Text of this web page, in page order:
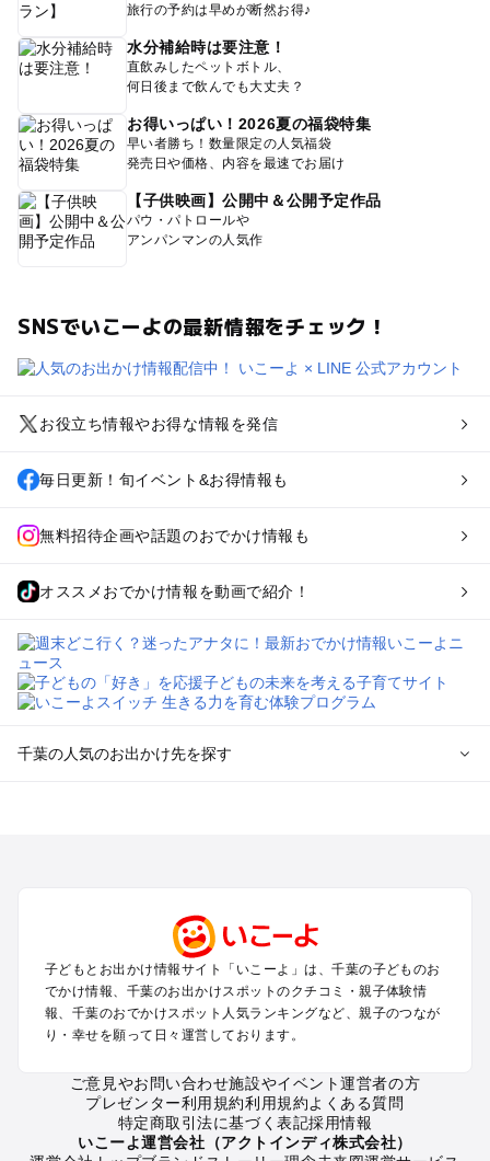
旅行の予約は早めが断然お得♪
水分補給時は要注意！
直飲みしたペットボトル、
何日後まで飲んでも大丈夫？
お得いっぱい！2026夏の福袋特集
早い者勝ち！数量限定の人気福袋
発売日や価格、内容を最速でお届け
【子供映画】公開中＆公開予定作品
パウ・パトロールや
アンパンマンの人気作
SNSでいこーよの最新情報をチェック！
お役立ち情報やお得な情報を発信
毎日更新！旬イベント&お得情報も
無料招待企画や話題のおでかけ情報も
オススメおでかけ情報を動画で紹介！
千葉の人気のお出かけ先を探す
成田・印西・酒々井のプールお出かけ
館山・南房総のプールお出かけ
九十九里・銚子のプールお出かけ
千葉市・市原のプールお出かけ
鴨川・勝浦・御宿のプールお出かけ
千葉の定番お出かけスポット
千葉の遊園地
子どもとお出かけ情報サイト「いこーよ」は、千葉の子どものお
でかけ情報、千葉のお出かけスポットのクチコミ・親子体験情
報、千葉のおでかけスポット人気ランキングなど、親子のつなが
り・幸せを願って日々運営しております。
ご意見やお問い合わせ施設やイベント運営者の方
プレゼンター利用規約利用規約よくある質問
特定商取引法に基づく表記採用情報
いこーよ運営会社（アクトインディ株式会社）